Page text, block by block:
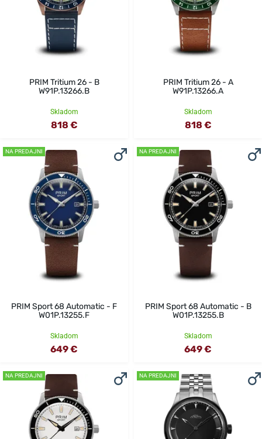
PRIM Tritium 26 - B
W91P.13266.B
Skladom
818 €
PRIM Tritium 26 - A
W91P.13266.A
Skladom
818 €
NA PREDAJNI
PRIM Sport 68 Automatic - F
W01P.13255.F
Skladom
649 €
NA PREDAJNI
PRIM Sport 68 Automatic - B
W01P.13255.B
Skladom
649 €
NA PREDAJNI NA PREDAJNI